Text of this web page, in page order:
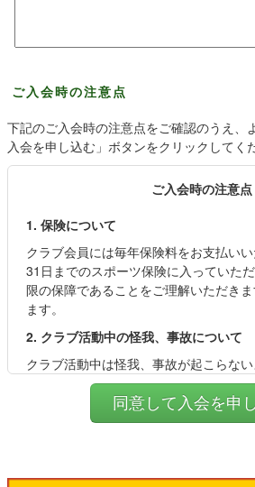
ご入会時の注意点
下記のご入会時の注意点をご確認のうえ、
入会を申し込む」ボタンをクリックしてく
ご入会時の注意点
1. 保険について
クラブ会員には毎年保険料をお支払い
31日までのスポーツ保険に入っていた
限の保障であることをご理解いただき
ます。
2. クラブ活動中の怪我、事故について
クラブ活動中は怪我、事故が起こらな
っておりますが、見学者や付き添いの
の適用外であることからご自身の責任
りますことをご理解いただきますよう
ください。